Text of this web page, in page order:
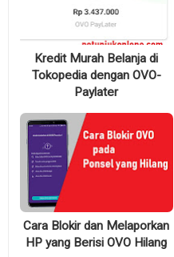
Kredit Murah Belanja di
Tokopedia dengan OVO-
Paylater
Cara Blokir dan Melaporkan
HP yang Berisi OVO Hilang